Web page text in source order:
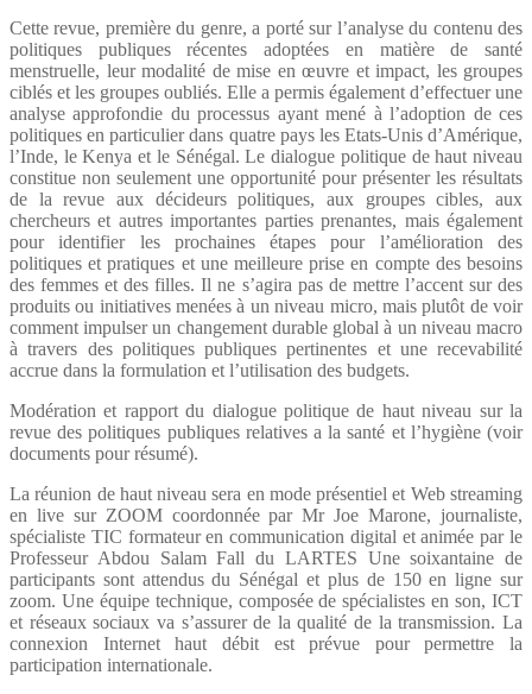
Cette revue, première du genre, a porté sur l’analyse du contenu des
politiques publiques récentes adoptées en matière de santé
menstruelle, leur modalité de mise en œuvre et impact, les groupes
ciblés et les groupes oubliés. Elle a permis également d’effectuer une
analyse approfondie du processus ayant mené à l’adoption de ces
politiques en particulier dans quatre pays les Etats-Unis d’Amérique,
l’Inde, le Kenya et le Sénégal. Le dialogue politique de haut niveau
constitue non seulement une opportunité pour présenter les résultats
de la revue aux décideurs politiques, aux groupes cibles, aux
chercheurs et autres importantes parties prenantes, mais également
pour identifier les prochaines étapes pour l’amélioration des
politiques et pratiques et une meilleure prise en compte des besoins
des femmes et des filles. Il ne s’agira pas de mettre l’accent sur des
produits ou initiatives menées à un niveau micro, mais plutôt de voir
comment impulser un changement durable global à un niveau macro
à travers des politiques publiques pertinentes et une recevabilité
accrue dans la formulation et l’utilisation des budgets.
Modération et rapport du dialogue politique de haut niveau sur la
revue des politiques publiques relatives a la santé et l’hygiène (voir
documents pour résumé).
La réunion de haut niveau sera en mode présentiel et Web streaming
en live sur ZOOM coordonnée par Mr Joe Marone, journaliste,
spécialiste TIC formateur en communication digital et animée par le
Professeur Abdou Salam Fall du LARTES Une soixantaine de
participants sont attendus du Sénégal et plus de 150 en ligne sur
zoom. Une équipe technique, composée de spécialistes en son, ICT
et réseaux sociaux va s’assurer de la qualité de la transmission. La
connexion Internet haut débit est prévue pour permettre la
participation internationale.